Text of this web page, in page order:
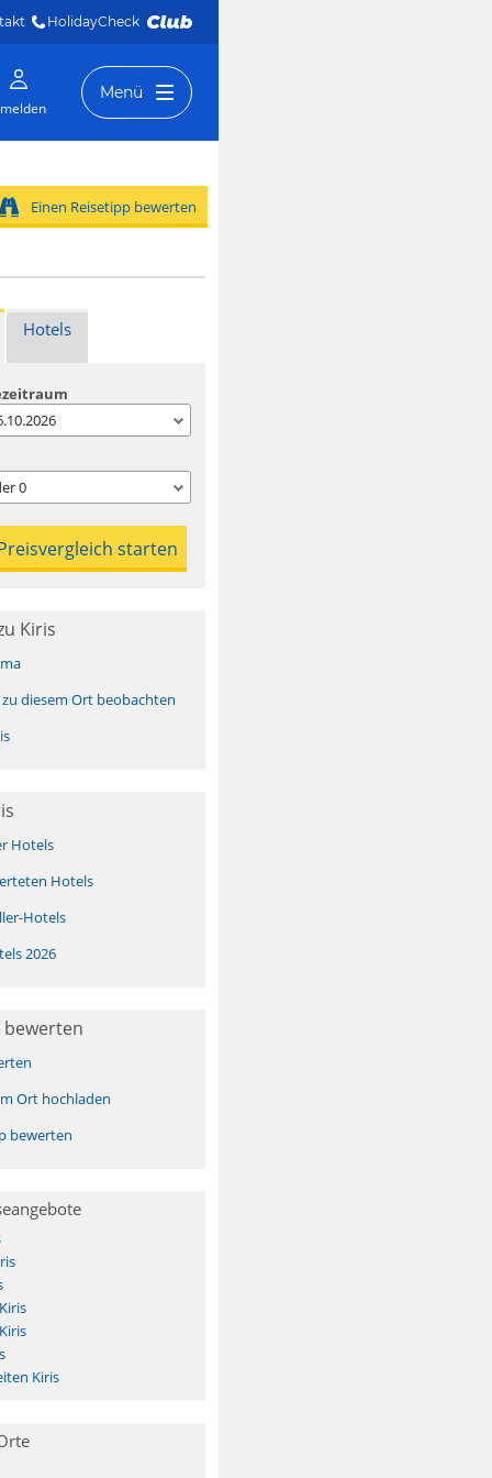
HolidayCheck
Menü
Einen Reisetipp bewerten
Hotels
0
Kiris
diesem Ort beobachten
Hotels
Hotels
Hotels
2026
Ort hochladen
bewerten
Kiris